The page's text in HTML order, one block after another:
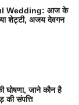
Wedding: आज के
शेट्टी, अजय देवगन
घोषणा, जाने कौन है
की संपत्ति